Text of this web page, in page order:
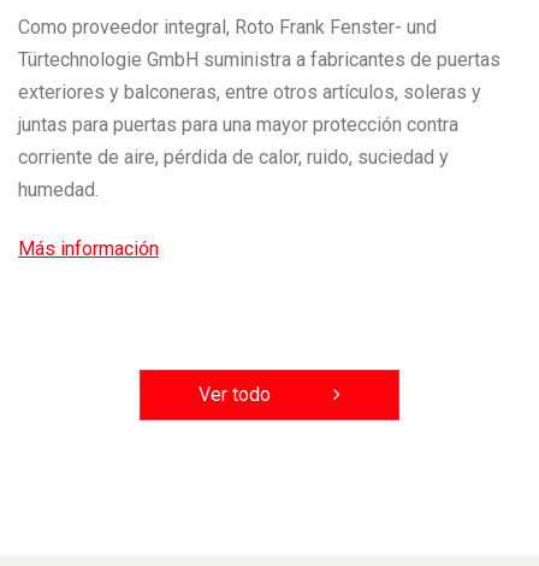
Como proveedor integral, Roto Frank Fenster- und
Türtechnologie GmbH suministra a fabricantes de puertas
exteriores y balconeras, entre otros artículos, soleras y
juntas para puertas para una mayor protección contra
corriente de aire, pérdida de calor, ruido, suciedad y
humedad.
Más información
Ver todo